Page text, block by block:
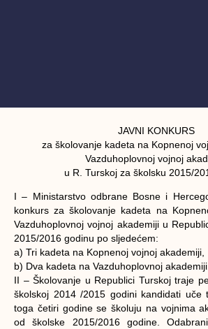
JAVNI KONKURS
za školovanje kadeta na Kopnenoj
Vazduhoplovnoj vojnoj
u R. Turskoj za školsku 2015/
I – Ministarstvo odbrane Bosne i
konkurs za školovanje kadeta na
Vazduhoplovnoj vojnoj akademiji u
2015/2016 godinu po sljedećem:
a) Tri kadeta na Kopnenoj vojnoj akademiji,
b) Dva kadeta na Vazduhoplovnoj akademiji.
II – Školovanje u Republici Turskoj traje
školskoj 2014 /2015 godini kandidati uče
toga četiri godine se školuju na vojnima
od školske 2015/2016 godine.